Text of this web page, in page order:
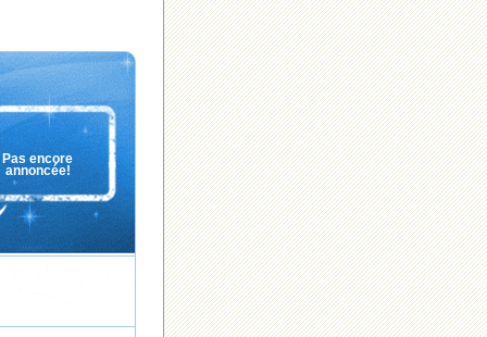
Pas encore
annoncée!